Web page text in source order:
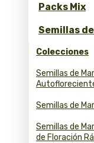
Packs Mix
Semillas
Colecciones
Semillas de
Semillas de
Semillas de
de Floración